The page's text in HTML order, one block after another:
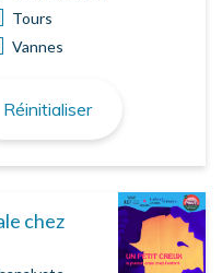
Tours
Vannes
Réinitialiser
chez